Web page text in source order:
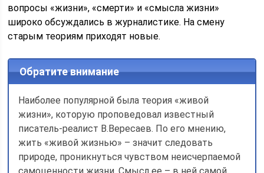
вопросы «жизни», «смерти» и «смысла жизни»
широко обсуждались в журналистике. На смену
старым теориям приходят новые.
Обратите внимание
Наиболее популярной была теория «живой
жизни», которую проповедовал известный
писатель-реалист В.Вересаев. По его мнению,
жить «живой жизнью» – значит следовать
природе, проникнуться чувством неисчерпаемой
самоценности жизни. Смысл ее – в ней самой,